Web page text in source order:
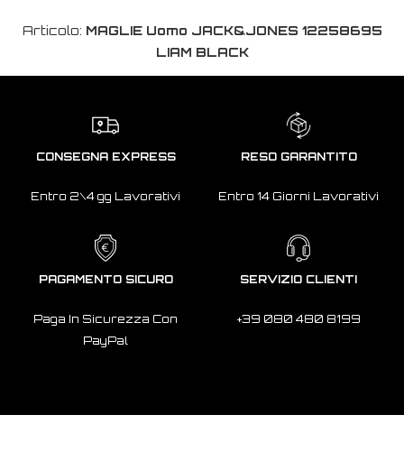
Articolo: MAGLIE Uomo JACK&JONES 12258695
LIAM BLACK
CONSEGNA EXPRESS
Entro 2\4 gg Lavorativi
RESO GARANTITO
Entro 14 Giorni Lavorativi
PAGAMENTO SICURO
Paga In Sicurezza Con
PayPal
SERVIZIO CLIENTI
+39 080 480 8199